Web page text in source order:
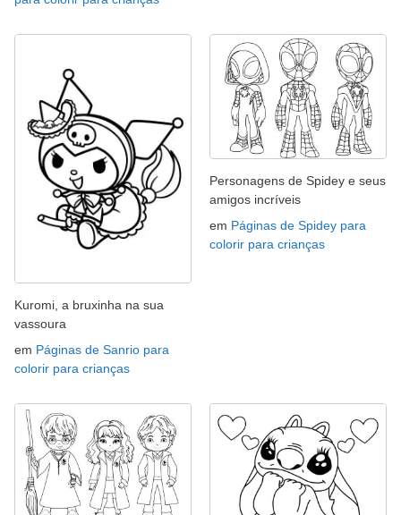
Kuromi, a bruxinha na sua
vassoura
em Páginas de Sanrio para
colorir para crianças
Personagens de Spidey e seus
amigos incríveis
em Páginas de Spidey para
colorir para crianças